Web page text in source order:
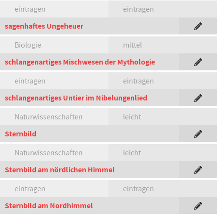
eintragen
eintragen
sagenhaftes Ungeheuer
Biologie
mittel
schlangenartiges Mischwesen der Mythologie
eintragen
eintragen
schlangenartiges Untier im Nibelungenlied
Naturwissenschaften
leicht
Sternbild
Naturwissenschaften
leicht
Sternbild am nördlichen Himmel
eintragen
eintragen
Sternbild am Nordhimmel